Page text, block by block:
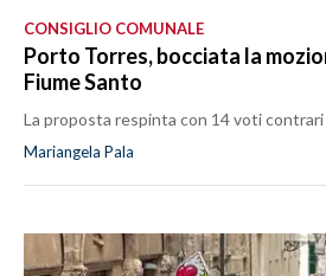
CONSIGLIO COMUNALE
Porto Torres, bocciata la
Fiume Santo
La proposta respinta con 14 voti
Mariangela Pala